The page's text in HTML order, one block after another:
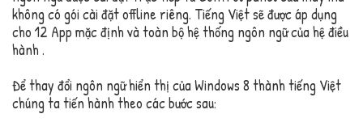
không có gói cài đặt offline riêng. Tiếng Việt sẽ được áp dụng
cho 12 App mặc định và toàn bộ hệ thống ngôn ngữ của hệ điều
hành .
Để thay đổi ngôn ngữ hiển thị của Windows 8 thành tiếng Việt
chúng ta tiến hành theo các bước sau: